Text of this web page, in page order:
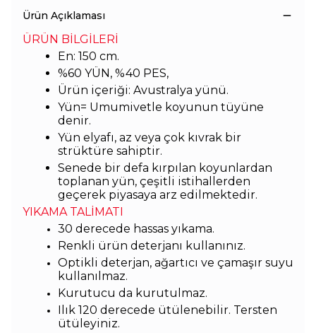
Ürün Açıklaması
ÜRÜN BİLGİLERİ
En: 150 cm.
%60 YÜN, %40 PES,
Ürün içeriği: Avustralya yünü.
Yün= Umumivetle koyunun tüyüne
denir.
Yün elyafı, az veya çok kıvrak bir
strüktüre sahiptir.
Senede bir defa kırpılan koyunlardan
toplanan yün, çeşitli istihallerden
geçerek piyasaya arz edilmektedir.
YIKAMA TALİMATI
30 derecede hassas yıkama.
Renkli ürün deterjanı kullanınız.
Optikli deterjan, ağartıcı ve çamaşır suyu
kullanılmaz.
Kurutucu da kurutulmaz.
Ilık 120 derecede ütülenebilir. Tersten
ütüleyiniz.